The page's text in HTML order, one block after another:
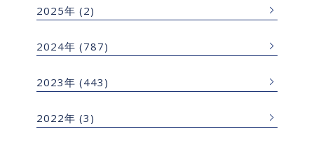
2025年 (2)
2024年 (787)
2023年 (443)
2022年 (3)